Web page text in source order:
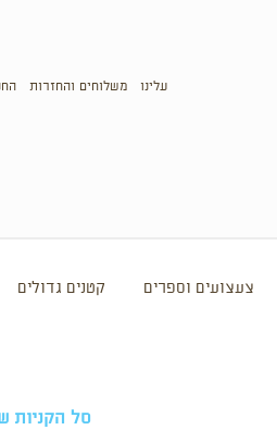
עלינו משלוחים והחזרות
צעצועים וספרים קטנים גדולים
סל הקניות